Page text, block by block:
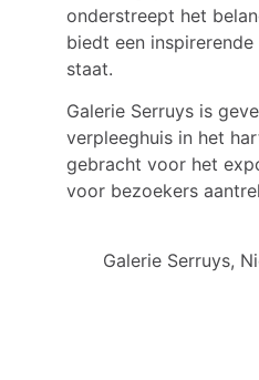
onderstreept het
biedt een
staat.
Galerie Serruys is
verpleeghuis in het
gebracht voor het
voor bezoekers
Galerie Serruys,